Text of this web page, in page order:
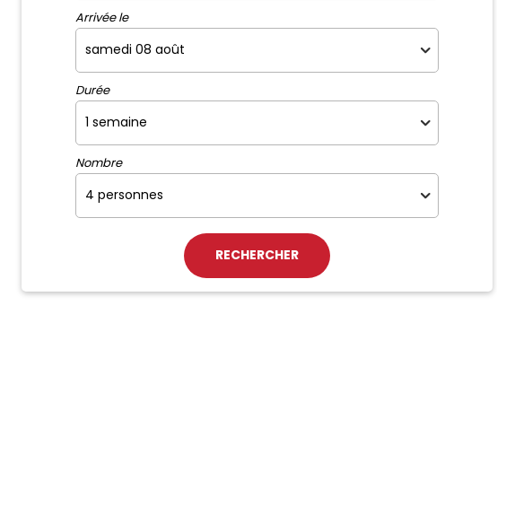
Arrivée le
Durée
Nombre